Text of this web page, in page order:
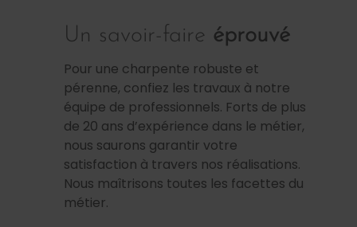
Un savoir-faire éprouvé
Pour une charpente robuste et
pérenne, confiez les travaux à notre
équipe de professionnels. Forts de plus
de 20 ans d’expérience dans le métier,
nous saurons garantir votre
satisfaction à travers nos réalisations.
Nous maîtrisons toutes les facettes du
métier.